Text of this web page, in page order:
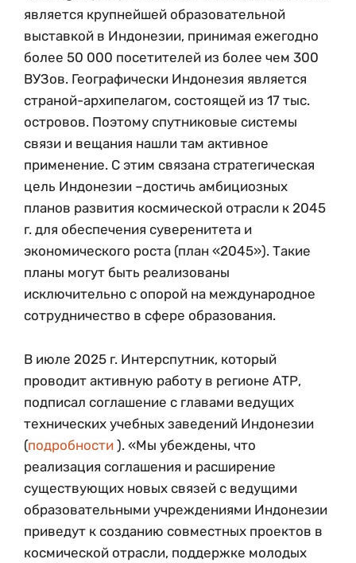
является крупнейшей образовательной
выставкой в Индонезии, принимая ежегодно
более 50 000 посетителей из более чем 300
ВУЗов. Географически Индонезия является
страной-архипелагом, состоящей из 17 тыс.
островов. Поэтому спутниковые системы
связи и вещания нашли там активное
применение. С этим связана стратегическая
цель Индонезии –достичь амбициозных
планов развития космической отрасли к 2045
г. для обеспечения суверенитета и
экономического роста (план «2045»). Такие
планы могут быть реализованы
исключительно с опорой на международное
сотрудничество в сфере образования.
В июле 2025 г. Интерспутник, который
проводит активную работу в регионе АТР,
подписал соглашение с главами ведущих
технических учебных заведений Индонезии
(подробности ). «Мы убеждены, что
реализация соглашения и расширение
существующих новых связей с ведущими
образовательными учреждениями Индонезии
приведут к созданию совместных проектов в
космической отрасли, поддержке молодых